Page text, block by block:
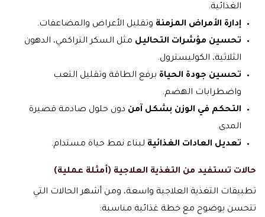
الغذائية.
إدارة الأمراض المزمنة وتقليل الأعراض والمضاعفات.
تحسين مؤشرات التحاليل مثل السكر التراكمي، الدهون
الثلاثية، الكوليسترول.
تحسين جودة الحياة برفع الطاقة وتقليل التعب
واضطرابات الهضم.
التحكم في الوزن بشكل آمن دون حلول صادمة قصيرة
المدى.
تعديل العادات الغذائية لبناء نمط حياة مستدام.
حالات تستفيد من التغذية العلاجية (أمثلة عملية)
تطبيقات التغذية العلاجية واسعة، ومن أشهر الحالات التي
تتحسن بوضوح مع خطة غذائية مناسبة: